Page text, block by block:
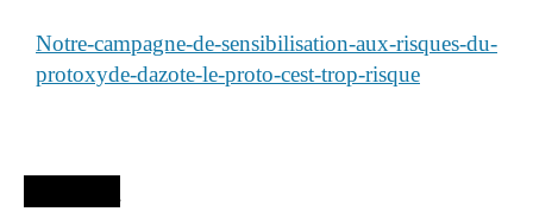
Notre-campagne-de-sensibilisation-aux-risques-du-
protoxyde-dazote-le-proto-cest-trop-risque